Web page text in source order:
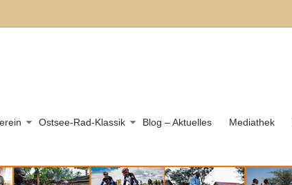
Ostsee-Rad-Klassik Blog – Aktuelles Mediathek